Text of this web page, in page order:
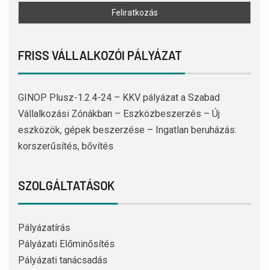
FRISS VÁLLALKOZÓI PÁLYÁZAT
GINOP Plusz-1.2.4-24 – KKV pályázat a Szabad
Vállalkozási Zónákban – Eszközbeszerzés – Új
eszközök, gépek beszerzése – Ingatlan beruházás:
korszerűsítés, bővítés
SZOLGÁLTATÁSOK
Pályázatírás
Pályázati Előminősítés
Pályázati tanácsadás